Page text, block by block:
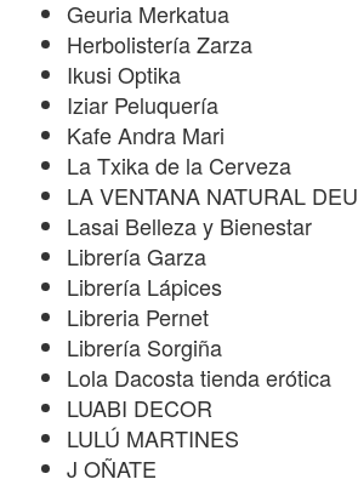
Geuria Merkatua
Herbolistería Zarza
Ikusi Optika
Iziar Peluquería
Kafe Andra Mari
La Txika de la Cerveza
LA VENTANA NATURAL
Lasai Belleza y Bienestar
Librería Garza
Librería Lápices
Libreria Pernet
Librería Sorgiña
Lola Dacosta tienda erótica
LUABI DECOR
LULÚ MARTINES
J OÑATE